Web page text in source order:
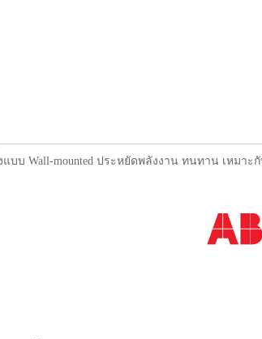
บ Wall-mounted ประหยัดพลังงาน ทนทาน เหมาะ